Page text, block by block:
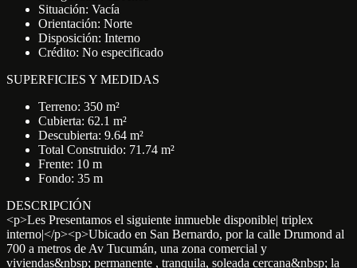
Situación: Vacía
Orientación: Norte
Disposición: Interno
Crédito: No especificado
SUPERFICIES Y MEDIDAS
Terreno: 350 m²
Cubierta: 62.1 m²
Descubierta: 9.64 m²
Total Construido: 71.74 m²
Frente: 10 m
Fondo: 35 m
DESCRIPCIÓN
<p>Les Presentamos el siguiente inmueble disponible| triplex
interno|</p><p>Ubicado en San Bernardo, por la calle Drumond al
700 a metros de Av Tucumán, una zona comercial y
viviendas&nbsp; permanente , tranquila, soleada cercana&nbsp; la